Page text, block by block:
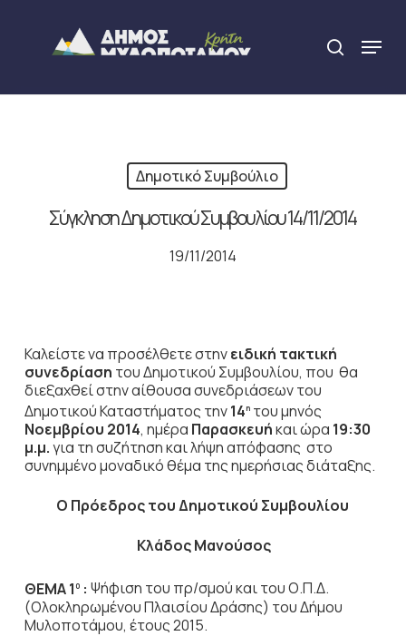
search
Menu
Δημοτικό Συμβούλιο
Σύγκληση Δημοτικού Συμβουλίου 14/11/2014
19/11/2014
Καλείστε να προσέλθετε στηνειδική τακτική
συνεδρίαση του Δημοτικού Συμβουλίου, που θα
διεξαχθεί στην αίθουσα συνεδριάσεων του
Δημοτικού Καταστήματος την14η του μηνός
Νοεμβρίου 2014, ημέρα Παρασκευήκαι ώρα 19:30
μ.μ.για τη συζήτησηκαι λήψη απόφασης στο
συνημμένο μοναδικό θέμα της ημερήσιας διάταξης.
Ο Πρόεδρος του Δημοτικού Συμβουλίου
Κλάδος Μανούσος
ΘΕΜΑ 1 0: Ψήφιση του πρ/σμού και του Ο.Π.Δ.
(Ολοκληρωμένου Πλαισίου Δράσης) του Δήμου
Μυλοποτάμου, έτους 2015.